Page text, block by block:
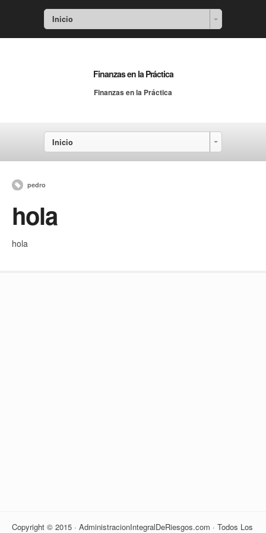
Inicio
Finanzas en la Práctica
Finanzas en la Práctica
Inicio
pedro
hola
hola
Copyright © 2015 · AdministracionIntegralDeRiesgos.com · Todos Los